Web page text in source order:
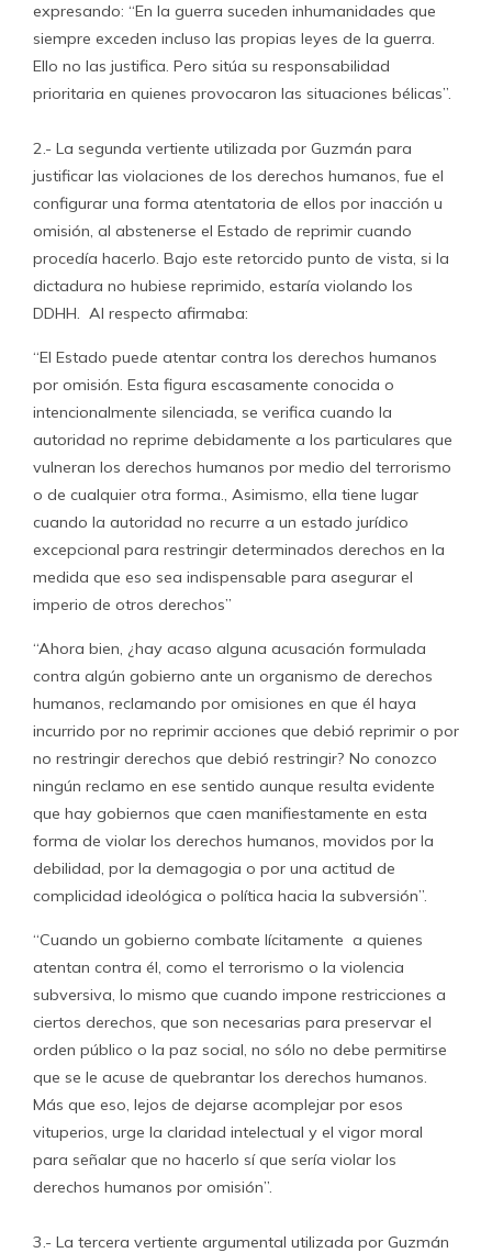
expresando: “En la guerra suceden inhumanidades que
siempre exceden incluso las propias leyes de la guerra.
Ello no las justifica. Pero sitúa su responsabilidad
prioritaria en quienes provocaron las situaciones bélicas”.
2.- La segunda vertiente utilizada por Guzmán para
justificar las violaciones de los derechos humanos, fue el
configurar una forma atentatoria de ellos por inacción u
omisión, al abstenerse el Estado de reprimir cuando
procedía hacerlo. Bajo este retorcido punto de vista, si la
dictadura no hubiese reprimido, estaría violando los
DDHH. Al respecto afirmaba:
“El Estado puede atentar contra los derechos humanos
por omisión. Esta figura escasamente conocida o
intencionalmente silenciada, se verifica cuando la
autoridad no reprime debidamente a los particulares que
vulneran los derechos humanos por medio del terrorismo
o de cualquier otra forma., Asimismo, ella tiene lugar
cuando la autoridad no recurre a un estado jurídico
excepcional para restringir determinados derechos en la
medida que eso sea indispensable para asegurar el
imperio de otros derechos”
“Ahora bien, ¿hay acaso alguna acusación formulada
contra algún gobierno ante un organismo de derechos
humanos, reclamando por omisiones en que él haya
incurrido por no reprimir acciones que debió reprimir o por
no restringir derechos que debió restringir? No conozco
ningún reclamo en ese sentido aunque resulta evidente
que hay gobiernos que caen manifiestamente en esta
forma de violar los derechos humanos, movidos por la
debilidad, por la demagogia o por una actitud de
complicidad ideológica o política hacia la subversión”.
“Cuando un gobierno combate lícitamente a quienes
atentan contra él, como el terrorismo o la violencia
subversiva, lo mismo que cuando impone restricciones a
ciertos derechos, que son necesarias para preservar el
orden público o la paz social, no sólo no debe permitirse
que se le acuse de quebrantar los derechos humanos.
Más que eso, lejos de dejarse acomplejar por esos
vituperios, urge la claridad intelectual y el vigor moral
para señalar que no hacerlo sí que sería violar los
derechos humanos por omisión”.
3.- La tercera vertiente argumental utilizada por Guzmán